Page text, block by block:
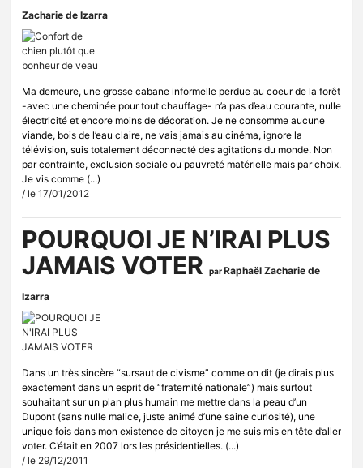
Zacharie de Izarra
Ma demeure, une grosse cabane informelle perdue au coeur de la forêt
-avec une cheminée pour tout chauffage- n’a pas d’eau courante, nulle
électricité et encore moins de décoration. Je ne consomme aucune
viande, bois de l’eau claire, ne vais jamais au cinéma, ignore la
télévision, suis totalement déconnecté des agitations du monde. Non
par contrainte, exclusion sociale ou pauvreté matérielle mais par choix.
Je vis comme (...)
/ le 17/01/2012
POURQUOI JE N’IRAI PLUS
JAMAIS VOTER
parRaphaël Zacharie de
Izarra
Dans un très sincère “sursaut de civisme” comme on dit (je dirais plus
exactement dans un esprit de “fraternité nationale”) mais surtout
souhaitant sur un plan plus humain me mettre dans la peau d’un
Dupont (sans nulle malice, juste animé d’une saine curiosité), une
unique fois dans mon existence de citoyen je me suis mis en tête d’aller
voter. C’était en 2007 lors les présidentielles. (...)
/ le 29/12/2011